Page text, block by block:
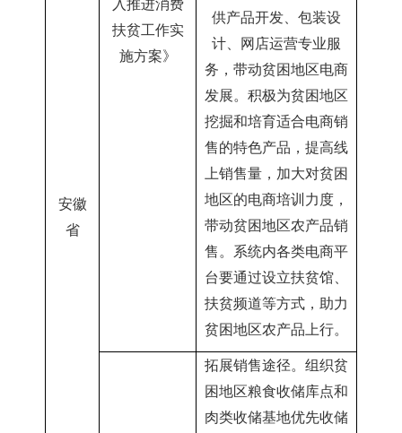
安徽
省
入推进消费
扶贫工作实
施方案》
供产品开发、包装设
计、网店运营专业服
务，带动贫困地区电商
发展。积极为贫困地区
挖掘和培育适合电商销
售的特色产品，提高线
上销售量，加大对贫困
地区的电商培训力度，
带动贫困地区农产品销
售。系统内各类电商平
台要通过设立扶贫馆、
扶贫频道等方式，助力
贫困地区农产品上行。
拓展销售途径。组织贫
困地区粮食收储库点和
肉类收储基地优先收储